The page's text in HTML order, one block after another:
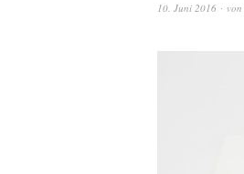
10. Juni 2016 von